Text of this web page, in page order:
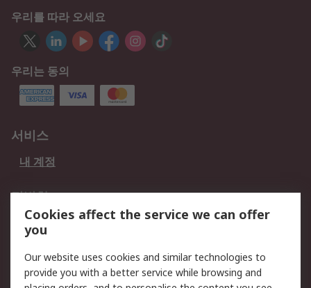
우리를 따라 오세요
우리는 동의
서비스
내 계정
적법한
개인 정보 보호 정책
데이터 보호
웹사이트 사용 약관
회사 소개
Cookies affect the service we can offer
you
Our website uses cookies and similar technologies to
provide you with a better service while browsing and